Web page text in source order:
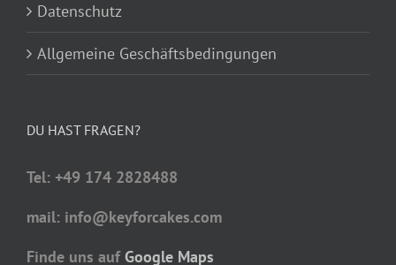
Datenschutz
Allgemeine Geschäftsbedingungen
DU HAST FRAGEN?
Tel: +49 174 2828488
mail: info@keyforcakes.com
Finde uns auf Google Maps